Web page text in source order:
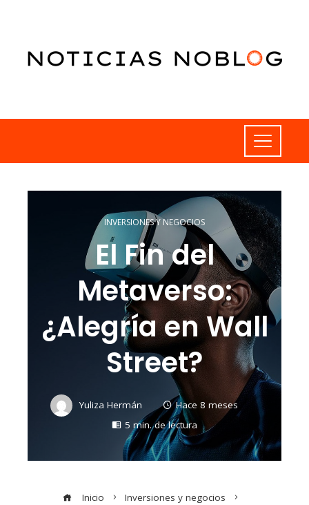
INVERSIONES Y NEGOCIOS
El Fin del
Metaverso:
¿Alegría en Wall
Street?
Yuliza Hermán
Hace 8 meses
5 min. de lectura
Inicio
Inversiones y negocios